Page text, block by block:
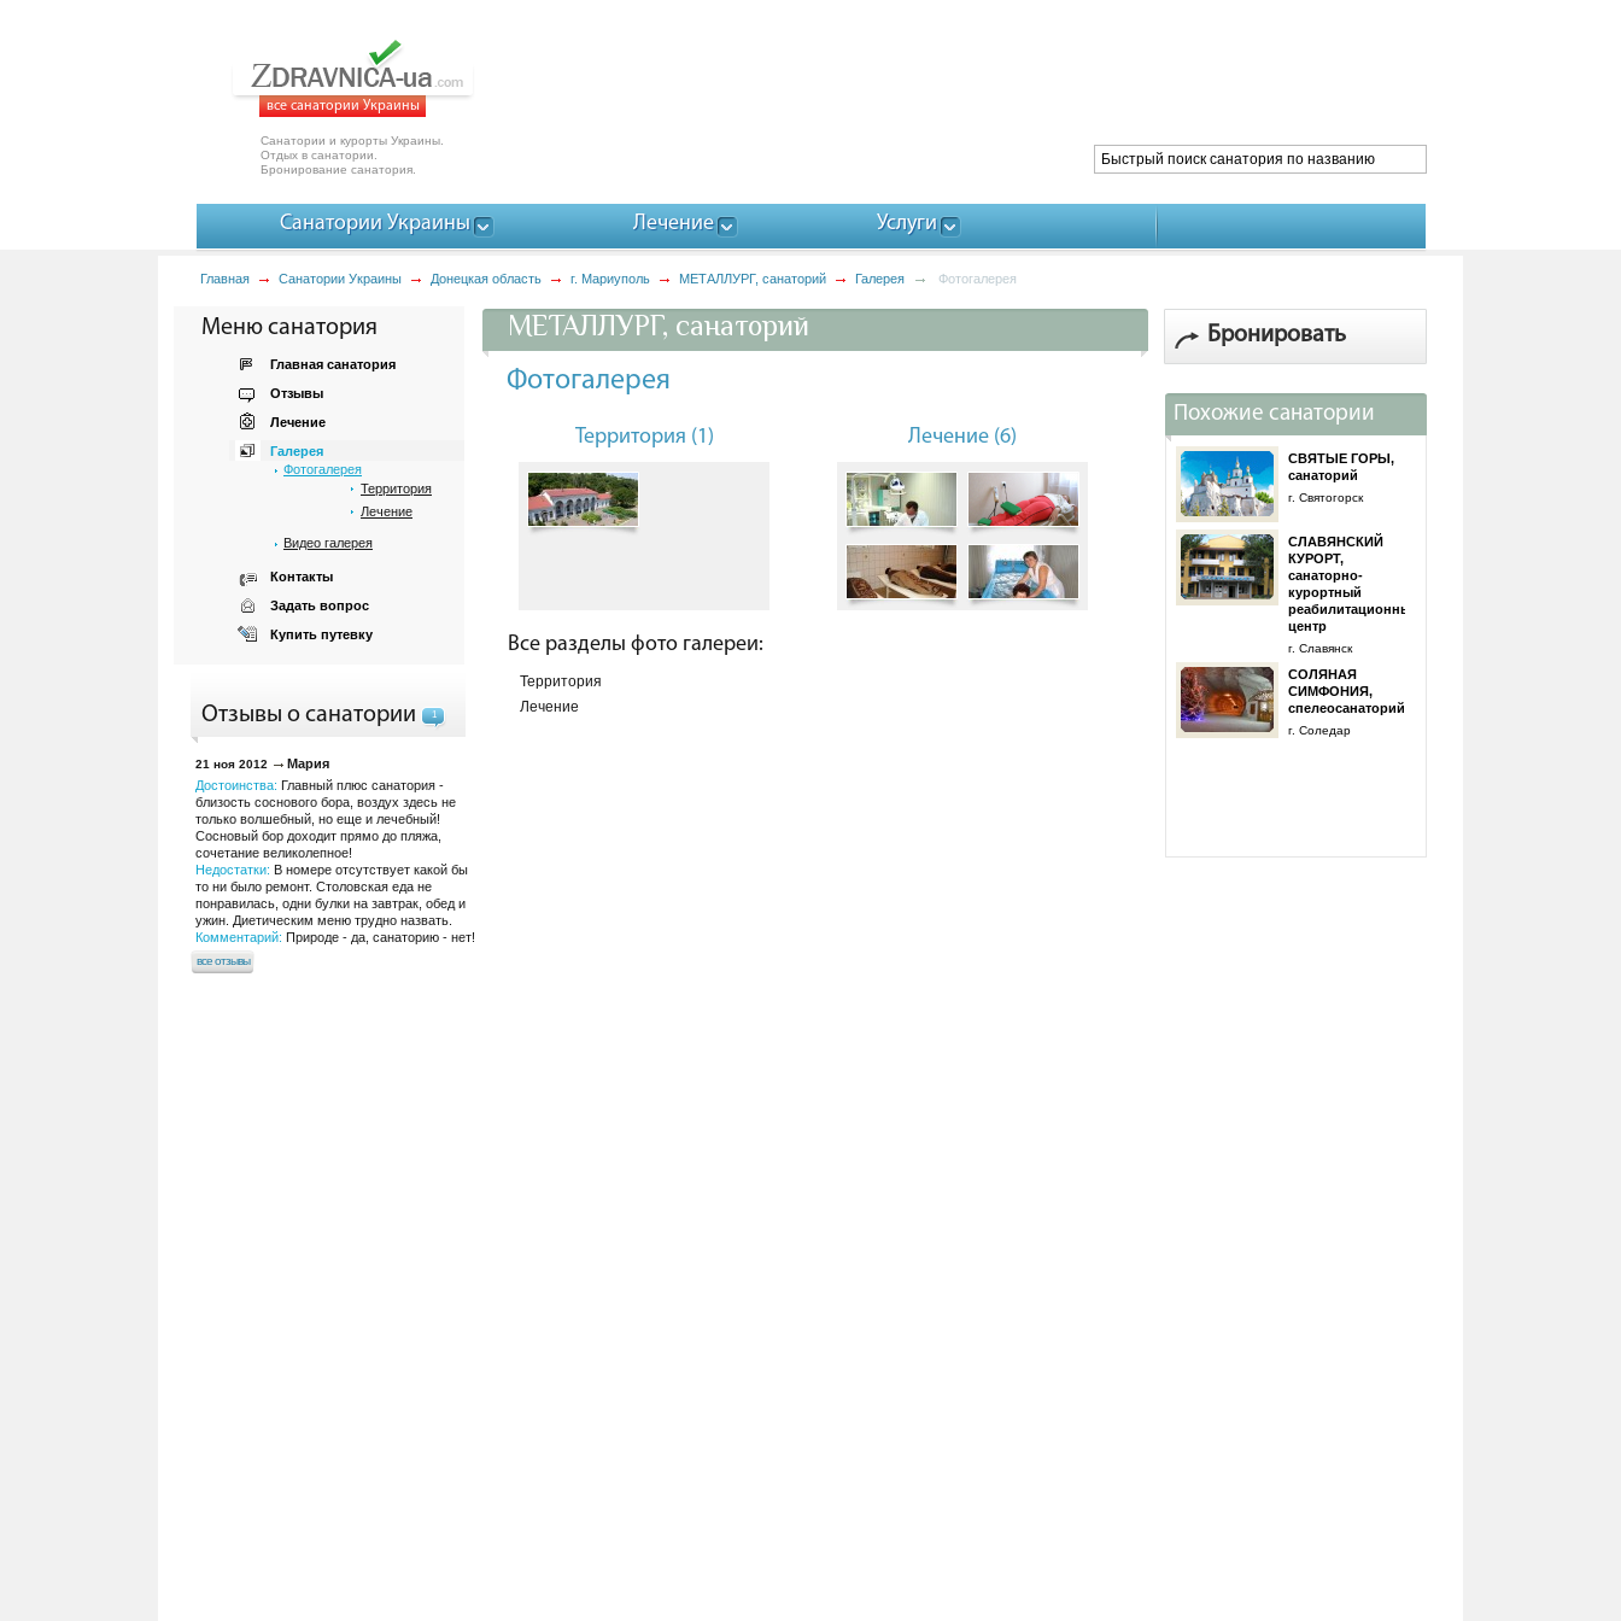
все санатории Украины
Санатории и курорты Украины.
Отдых в санатории.
Бронирование санатория.
Санатории Украины Лечение Услуги
Главная Санатории Украины Донецкая область г. Мариуполь МЕТАЛЛУРГ, санаторий Галерея Фотогалерея
МЕТАЛЛУРГ, санаторий
Фотогалерея
Территория (1) Лечение (6)
Все разделы фото галереи:
Территория
Лечение
Бронировать
Похожие санатории
СВЯТЫЕ ГОРЫ,
санаторий
г. Святогорск
СЛАВЯНСКИЙ
КУРОРТ,
санаторно-
курортный
реабилитационный
центр
г. Славянск
СОЛЯНАЯ
СИМФОНИЯ,
спелеосанаторий
г. Соледар
Меню санатория
Главная санатория
Отзывы
Лечение
Галерея
Фотогалерея
Территория
Лечение
Видео галерея
Контакты
Задать вопрос
Купить путевку
Отзывы о санатории 1
21 ноя 2012
Мария
Достоинства: Главный плюс санатория -
близость соснового бора, воздух здесь не
только волшебный, но еще и лечебный!
Сосновый бор доходит прямо до пляжа,
сочетание великолепное!
Недостатки: В номере отсутствует какой бы
то ни было ремонт. Столовская еда не
понравилась, одни булки на завтрак, обед и
ужин. Диетическим меню трудно назвать.
Комментарий: Природе - да, санаторию - нет!
все отзывы